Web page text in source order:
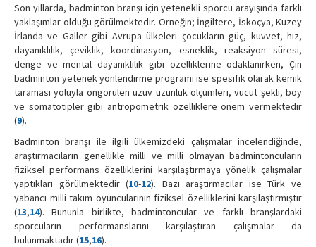
Son yıllarda, badminton branşı için yetenekli sporcu arayışında farklı
yaklaşımlar olduğu görülmektedir. Örneğin; İngiltere, İskoçya, Kuzey
İrlanda ve Galler gibi Avrupa ülkeleri çocukların güç, kuvvet, hız,
dayanıklılık, çeviklik, koordinasyon, esneklik, reaksiyon süresi,
denge ve mental dayanıklılık gibi özelliklerine odaklanırken, Çin
badminton yetenek yönlendirme programı ise spesifik olarak kemik
taraması yoluyla öngörülen uzuv uzunluk ölçümleri, vücut şekli, boy
ve somatotipler gibi antropometrik özelliklere önem vermektedir
(9).
Badminton branşı ile ilgili ülkemizdeki çalışmalar incelendiğinde,
araştırmacıların genellikle milli ve milli olmayan badmintoncuların
fiziksel performans özelliklerini karşılaştırmaya yönelik çalışmalar
yaptıkları görülmektedir (10-12). Bazı araştırmacılar ise Türk ve
yabancı milli takım oyuncularının fiziksel özelliklerini karşılaştırmıştır
(13,14). Bununla birlikte, badmintoncular ve farklı branşlardaki
sporcuların performanslarını karşılaştıran çalışmalar da
bulunmaktadır (15,16).